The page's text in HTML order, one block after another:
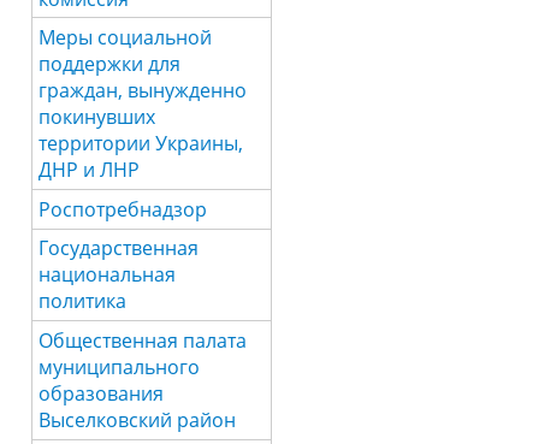
Меры социальной
поддержки для
граждан, вынужденно
покинувших
территории Украины,
ДНР и ЛНР
Роспотребнадзор
Государственная
национальная
политика
Общественная палата
муниципального
образования
Выселковский район